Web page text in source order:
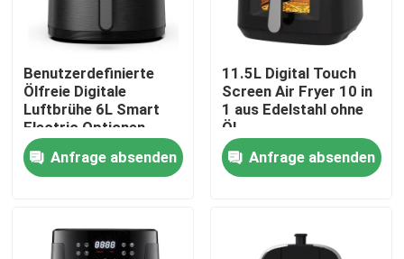
Produkte
Benutzerdefinierte
Ölfreie Digitale
Luftbrühe 6L Smart
Electric Optionen
Anfrage absenden
11.5L Digital Touch
Screen Air Fryer 10 in
1 aus Edelstahl ohne
Öl
Anfrage absenden